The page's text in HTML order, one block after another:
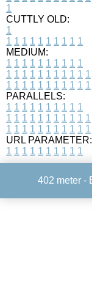
1
CUTTLY OLD:
1
1 1 1 1 1 1 1 1 1 1
MEDIUM:
1 1 1 1 1 1 1 1 1 1
1 1 1 1 1 1 1 1 1 1 1
1 1 1 1 1 1 1 1 1 1 1
PARALLELS:
1 1 1 1 1 1 1 1 1 1
1 1 1 1 1 1 1 1 1 1 1
1 1 1 1 1 1 1 1 1 1 1
URL PARAMETER:
1 1 1 1 1 1 1 1 1 1
402 meter -